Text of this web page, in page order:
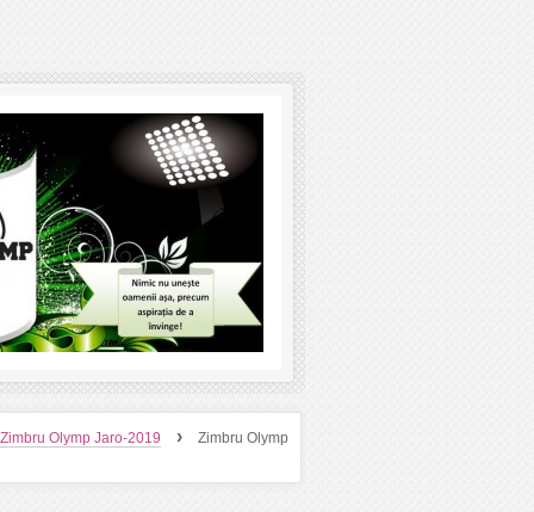
Zimbru Olymp Jaro-2019 ›
Zimbru Olymp